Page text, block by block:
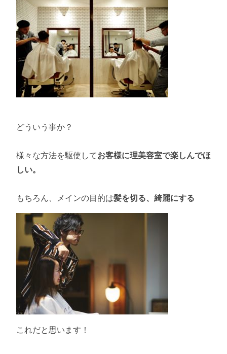
どういう事か？
様々な方法を駆使してお客様に理美容室で楽しんでほ
しい。
もちろん、メインの目的は髪を切る、綺麗にする
これだと思います！